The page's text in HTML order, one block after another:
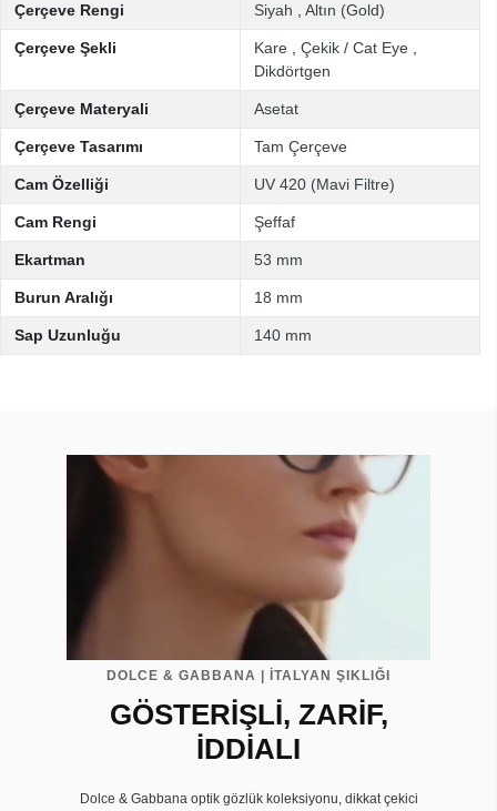
Çerçeve Rengi Siyah Altın (Gold)
Çerçeve Şekli Kare Çekik / Cat Eye
Dikdörtgen
Çerçeve Materyali Asetat
Çerçeve Tasarımı Tam Çerçeve
Cam Özelliği UV 420 (Mavi Filtre)
Cam Rengi Şeffaf
Ekartman 53 mm
Burun Aralığı 18 mm
Sap Uzunluğu 140 mm
DOLCE & GABBANA | İTALYAN ŞIKLIĞI
GÖSTERİŞLİ, ZARİF,
İDDİALI
Dolce & Gabbana optik gözlük koleksiyonu, dikkat çekici